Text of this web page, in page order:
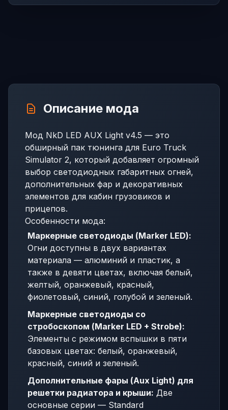
Описание мода
Мод NkD LED AUX Light v4.5 — это
обширный пак тюнинга для Euro Truck
Simulator 2, который добавляет огромный
выбор светодиодных габаритных огней,
дополнительных фар и декоративных
элементов для кабин грузовиков и
прицепов.
Особенности мода:
Маркерные светодиоды (Marker LED):
Огни доступны в двух вариантах
материала — алюминий и пластик, а
также в девяти цветах, включая белый,
желтый, оранжевый, красный,
фиолетовый, синий, голубой и зеленый.
Маркерные светодиоды со
стробоскопом (Marker LED + Strobe):
Элементы с режимом вспышки в пяти
базовых цветах: белый, оранжевый,
красный, синий и зеленый.
Дополнительные фары (Aux Light) для
решетки радиатора и крыши: Две
основные серии — Standard